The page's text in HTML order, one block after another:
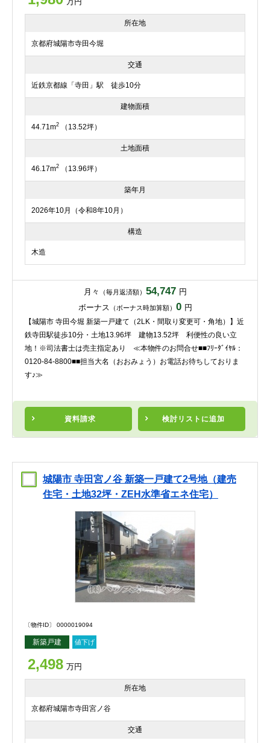
所在地
京都府城陽市寺田今堀
交通
近鉄京都線「寺田」駅 徒歩10分
建物面積
44.71m2 （13.52坪）
土地面積
46.17m2 （13.96坪）
築年月
2026年10月（令和8年10月）
構造
木造
月々 （毎月返済額） 54,747 円
ボーナス （ボーナス時加算額） 0 円
資料請求 検討リスト に追加
【城陽市 寺田今堀 新築一戸建て（2LK・間取り変更可・角地）】近
鉄寺田駅徒歩10分・土地13.96坪 建物13.52坪 利便性の良い立
地！※司法書士は売主指定あり ≪本物件のお問合せ■■ﾌﾘｰﾀﾞｲﾔﾙ：
0120-84-8800■■担当大名（おおみょう）お電話お待ちしておりま
す♪≫
城陽市 寺田宮ノ谷 新築一戸建て2号地（建売
住宅・土地32坪・ZEH水準省エネ住宅）
〔物件ID〕 0000019094
新築戸建 値下げ
2,498 万円
所在地
京都府城陽市寺田宮ノ谷
交通